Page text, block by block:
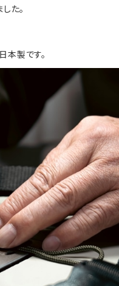
た。
製です。